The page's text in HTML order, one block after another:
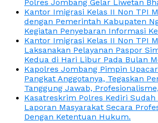
Polres Jombang Gelar Liwetan
Kantor Imigrasi Kelas II Non TPI
dengan Pemerintah Kabupaten
Kegiatan Penyebaran Informasi
Kantor Imigrasi Kelas II Non TPI
Laksanakan Pelayanan Paspor
Kedua di Hari Libur Pada Bulan
Kapolres Jombang Pimpin
Pangkat Anggotanya, Tegaskan
Tanggung Jawab,
Kasatreskrim Polres Kediri Sudah
Laporan Masyarakat Secara
Dengan Ketentuan Hukum.